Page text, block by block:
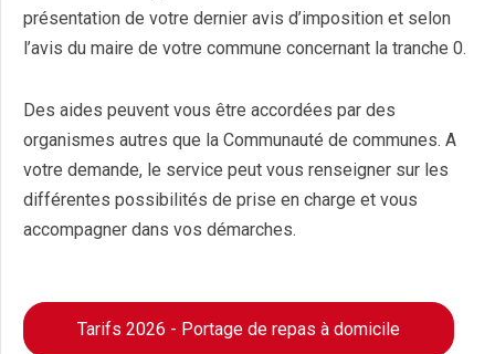
présentation de votre dernier avis d’imposition et selon
l’avis du maire de votre commune concernant la tranche 0.
Des aides peuvent vous être accordées par des
organismes autres que la Communauté de communes. A
votre demande, le service peut vous renseigner sur les
différentes possibilités de prise en charge et vous
accompagner dans vos démarches.
Tarifs 2026 - Portage de repas à domicile